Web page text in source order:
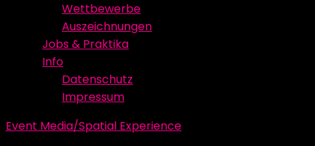
Wettbewerbe
Auszeichnungen
Jobs & Praktika
Info
Datenschutz
Impressum
Event Media/Spatial Experience